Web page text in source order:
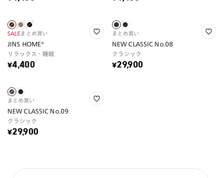
SALEまとめ買い
JINS HOME®
リラックス・睡眠
¥4,400
まとめ買い
NEW CLASSIC No.08
クラシック
¥29,900
まとめ買い
NEW CLASSIC No.09
クラシック
¥29,900